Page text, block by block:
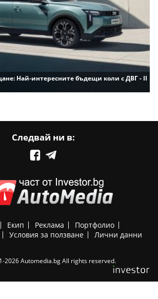
Най-интересните бъдещи коли с ДВГ - II
Следвай ни в:
Екип Реклама
Портфолио
Условия за ползване Лични данни
2026 Automedia.bg All rights reserved.